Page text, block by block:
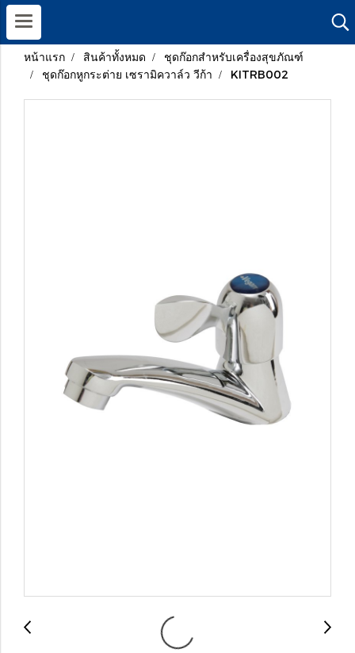
หน้าแรก สินค้าทั้งหมด
ชุดก๊อกสำหรับเครื่องสุขภัณฑ์
ชุดก๊อกหูกระต่าย เซรามิควาล์ว วีก้า
KITRB002